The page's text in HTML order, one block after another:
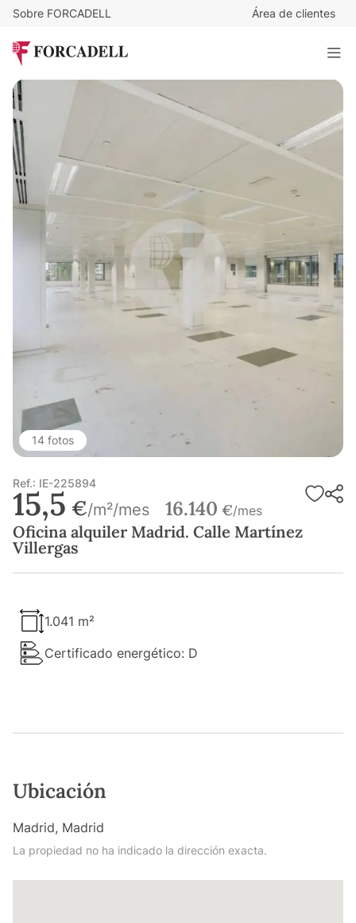
Sobre FORCADELL Área de clientes
Oficina alquiler Madrid. Calle Martínez Villergas
1.041 m²
14 fotos
Ref.: IE-225894
15,5 €/m²/mes 16.140 €/mes
Oficina alquiler Madrid. Calle Martínez
Villergas
1.041 m²
Certificado energético: D
Ubicación
Madrid, Madrid
La propiedad no ha indicado la dirección exacta.